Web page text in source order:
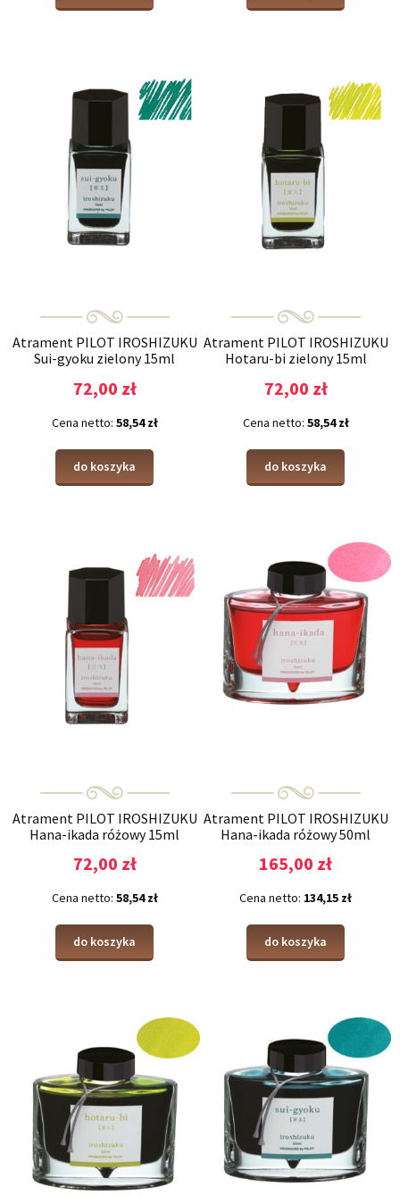
Atrament PILOT IROSHIZUKU
Sui-gyoku zielony 15ml
72,00 zł
Cena netto: 58,54 zł
do koszyka
Atrament PILOT IROSHIZUKU
Hotaru-bi zielony 15ml
72,00 zł
Cena netto: 58,54 zł
do koszyka
Atrament PILOT IROSHIZUKU
Hana-ikada różowy 15ml
72,00 zł
Cena netto: 58,54 zł
do koszyka
Atrament PILOT IROSHIZUKU
Hana-ikada różowy 50ml
165,00 zł
Cena netto: 134,15 zł
do koszyka